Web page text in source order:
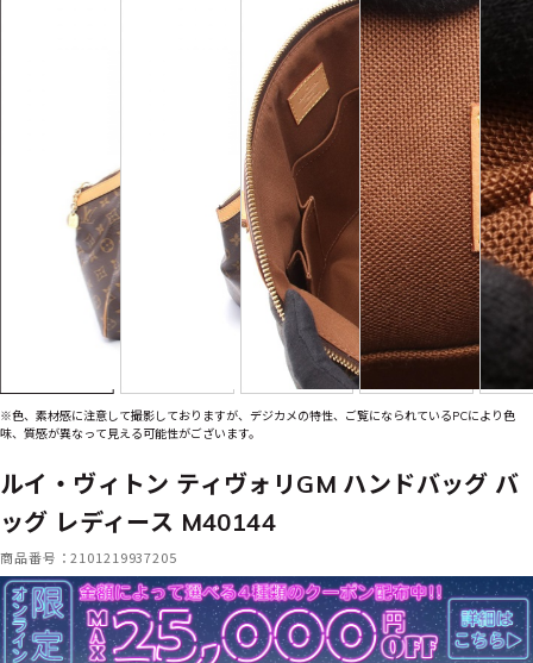
※色、素材感に注意して撮影しておりますが、デジカメの特性、ご覧になられているPCにより色
味、質感が異なって見える可能性がございます。
ルイ・ヴィトン ティヴォリGM ハンドバッグ バ
ッグ レディース M40144
商品番号：2101219937205